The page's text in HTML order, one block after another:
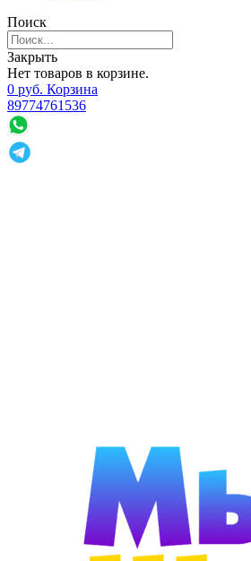
Поиск
Закрыть
Нет товаров в корзине.
0 руб. Корзина
89774761536